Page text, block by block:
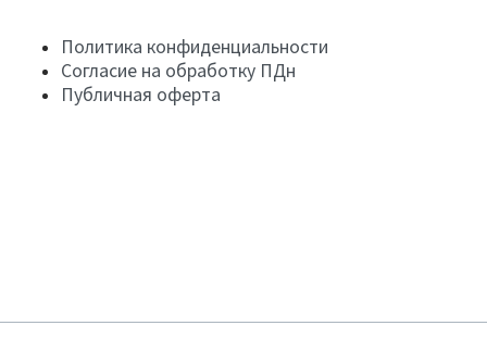
Политика конфиденциальности
Согласие на обработку ПДн
Публичная оферта